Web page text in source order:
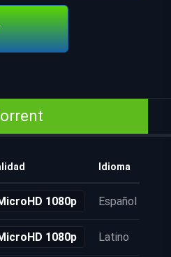
Idioma
1080p Español
1080p Latino